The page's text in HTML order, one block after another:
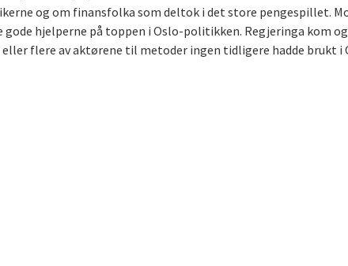
og om finansfolka som deltok i det store pengespillet.
hjelperne på toppen i Oslo-politikken. Regjeringa kom
flere av aktørene til metoder ingen tidligere hadde brukt i